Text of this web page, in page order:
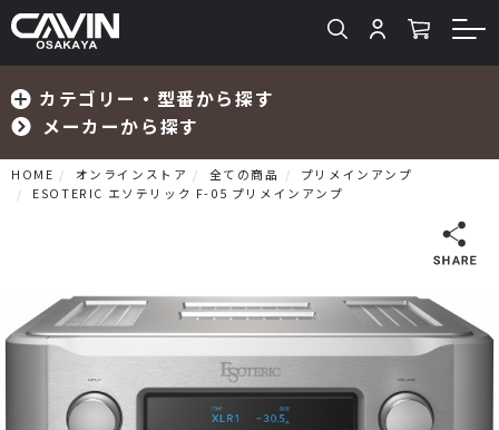
カテゴリー・型番から探す
メーカーから探す
検索
プリメインアンプ
プリアンプ
HOME オンラインストア 全ての商品
プリメインアンプ
ESOTERIC エソテリック F-05 プリメインアンプ